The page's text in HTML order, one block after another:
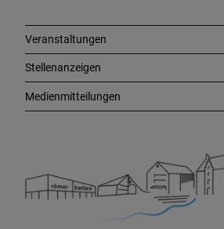
Veranstaltungen
Stellenanzeigen
Medienmitteilungen